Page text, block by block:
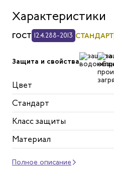
Характеристики
ГОСТ 12.4.288-2013 СТАНДАРТ
Защита и свойства
Цвет
Стандарт
Класс защиты
Материал
Полное описание